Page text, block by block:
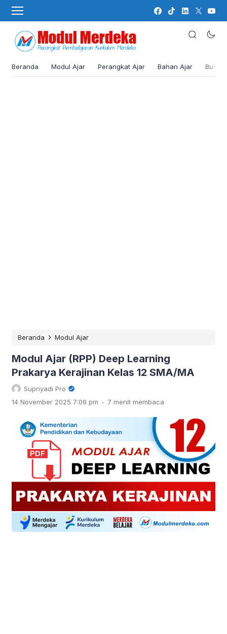
Beranda Modul Ajar Perangkat Ajar Bahan Ajar Buku
Beranda › Modul Ajar
Modul Ajar (RPP) Deep Learning
Prakarya Kerajinan Kelas 12 SMA/MA
Supriyadi Pro
14 November 2025 7:09 pm . 7 menit membaca